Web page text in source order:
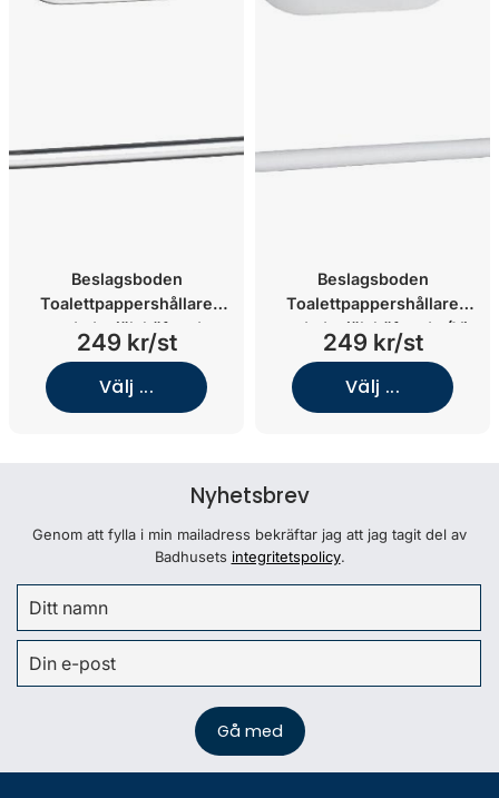
Beslagsboden
Toalettpappershållare
rundad, självhäftande
(Krom)
249 kr/st
Välj ...
Beslagsboden
Toalettpappershållare
rundad, självhäftande (Vit
matt)
249 kr/st
Välj ...
Nyhetsbrev
Genom att fylla i min mailadress bekräftar jag att jag tagit del av
Badhusets integritetspolicy.